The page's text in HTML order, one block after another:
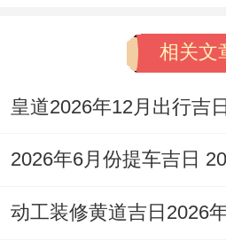
2026年5月12日（星期二
冠笄、伐木、架马、作
结婚、裁衣、安床、开工
相关文